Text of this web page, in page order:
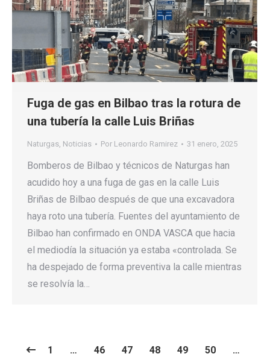
Fuga de gas en Bilbao tras la rotura de
una tubería la calle Luis Briñas
Naturgas, Noticias Por Leonardo Ramirez 31 enero, 2025
Bomberos de Bilbao y técnicos de Naturgas han
acudido hoy a una fuga de gas en la calle Luis
Briñas de Bilbao después de que una excavadora
haya roto una tubería. Fuentes del ayuntamiento de
Bilbao han confirmado en ONDA VASCA que hacia
el mediodía la situación ya estaba «controlada. Se
ha despejado de forma preventiva la calle mientras
se resolvía la…
1 … 46 47 48 49 50 …